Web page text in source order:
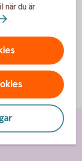
när du är
.